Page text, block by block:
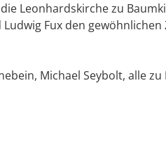
Leonhardskirche zu
Fux den gewöhnlichen
Michael Seybolt, alle